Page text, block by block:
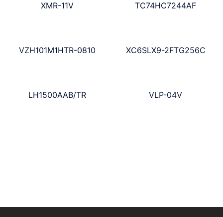
XMR-11V TC74HC7244AF
VZH101M1HTR-0810 XC6SLX9-2FTG256C
LH1500AAB/TR VLP-04V